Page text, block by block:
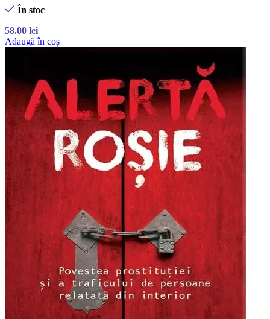
În stoc
58.00 lei
Adaugă în coș